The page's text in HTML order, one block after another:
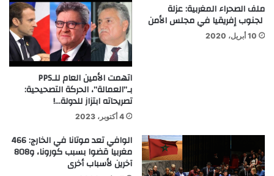
ملف الصحراء المغربية: عزلة
لجنوب إفريقيا في مجلس الأمن
10 أبريل، 2020
اتهمت الأمين العام للـPPS
بـ”العمالة”، الحركة التصحيحية:
تصريحاته ابتزاز للدولة…!
4 أكتوبر، 2023
الوافي تعد موتانا في الخارج: 466
مغربيا قضوا بسبب كورونا، و808
آخرين لأسباب أخرى